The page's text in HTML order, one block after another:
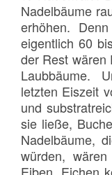
Nadelbäume
erhöhen.
eigentlich 60
der Rest wären
Laubbäume.
letzten Eiszeit
und
sie ließe,
Nadelbäume,
würden,